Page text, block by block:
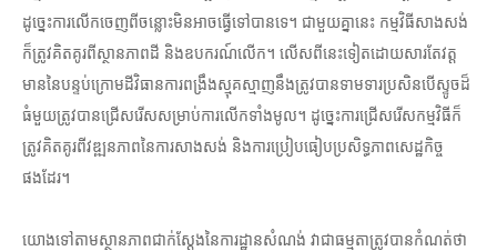
ដូច្នេះការលើកចេញពីចន្លោះមិនអាចធ្វើទៅបានទេ។ ជាមួយគ្នានេះ កម្មវិធីសាងសង់
ក៏ត្រូវគិតគូរពីស្ថានភាពដី និងឧបករណ៍លើក។ លើសពីនេះទៀតដោយសារតែវត្ត
មាននៃបន្ទប់ក្រោមដីវិធានការពង្រឹងស្មុគស្មាញនឹងត្រូវបានទាមទារប្រសិនបើស្ទូចដ៏
ធំមួយត្រូវបានជ្រើសរើសសម្រាប់ការលើកទាំងមូល។ ដូច្នេះការជ្រើសរើសកម្មវិធីក៏
ត្រូវគិតគូរពីវឌ្ឍនភាពនៃការសាងសង់ និងការប្រៀបធៀបប្រសិទ្ធភាពសេដ្ឋកិច្ច
ផងដែរ។
យោងទៅតាមស្ថានភាពជាក់ស្តែងនៃការដ្ឋានសំណង់ វាជាធម្មតាត្រូវបានកំណត់ថា